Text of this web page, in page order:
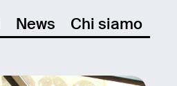
News Chi siamo